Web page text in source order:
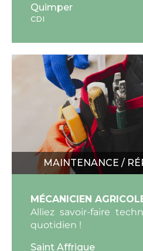
Quimper
CDI
MAINTENANCE /
MÉCANICIEN
Alliez savoir-faire
quotidien !
Saint Affrique